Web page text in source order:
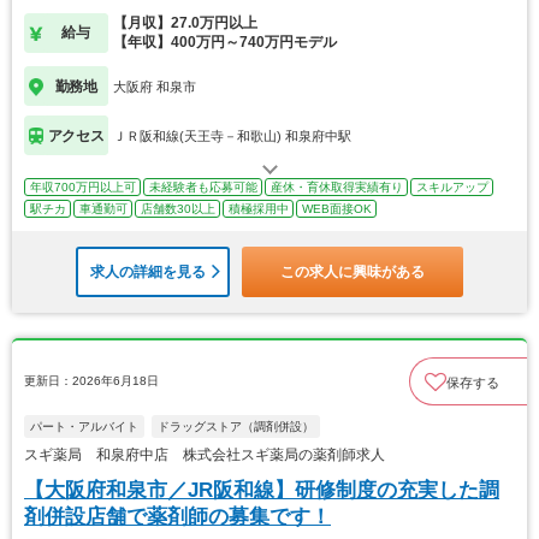
給与
【月収】27.0万円以上
【年収】400万円～740万円モデル
勤務地 大阪府 和泉市
アクセス ＪＲ阪和線(天王寺－和歌山) 和泉府中駅
年収700万円以上可 未経験者も応募可能 産休・育休取得実績有り
スキルアップ
駅チカ
車通勤可 店舗数30以上 積極採用中 WEB面接OK
求人の詳細を見る この求人に興味がある
更新日：2026年6月18日 保存する
パート・アルバイト ドラッグストア（調剤併設）
スギ薬局 和泉府中店 株式会社スギ薬局の薬剤師求人
【大阪府和泉市／JR阪和線】研修制度の充実した調
剤併設店舗で薬剤師の募集です！